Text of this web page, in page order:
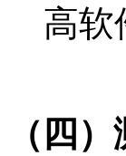
高软
（四